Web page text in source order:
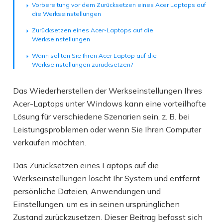
Vorbereitung vor dem Zurücksetzen eines Acer Laptops auf
die Werkseinstellungen
Zurücksetzen eines Acer-Laptops auf die
Werkseinstellungen
Wann sollten Sie Ihren Acer Laptop auf die
Werkseinstellungen zurücksetzen?
Das Wiederherstellen der Werkseinstellungen Ihres
Acer-Laptops unter Windows kann eine vorteilhafte
Lösung für verschiedene Szenarien sein, z. B. bei
Leistungsproblemen oder wenn Sie Ihren Computer
verkaufen möchten.
Das Zurücksetzen eines Laptops auf die
Werkseinstellungen löscht Ihr System und entfernt
persönliche Dateien, Anwendungen und
Einstellungen, um es in seinen ursprünglichen
Zustand zurückzusetzen. Dieser Beitrag befasst sich